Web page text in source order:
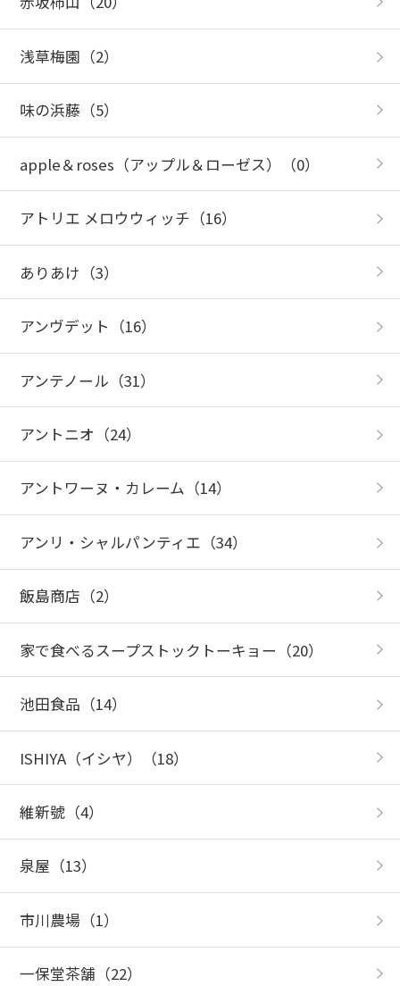
浅草梅園 （2）
味の浜藤 （5）
apple＆roses（アップル＆ローゼス） （0）
アトリエ メロウウィッチ （16）
ありあけ （3）
アンヴデット （16）
アンテノール （31）
アントニオ （24）
アントワーヌ・カレーム （14）
アンリ・シャルパンティエ （34）
飯島商店 （2）
家で食べるスープストックトーキョー （20）
池田食品 （14）
ISHIYA（イシヤ） （18）
維新號（4）
泉屋 （13）
市川農場 （1）
一保堂茶舗 （22）